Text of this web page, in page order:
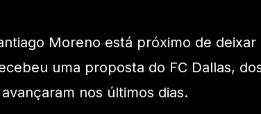
Moreno está próximo de deixar
uma proposta do FC Dallas,
nos últimos dias.